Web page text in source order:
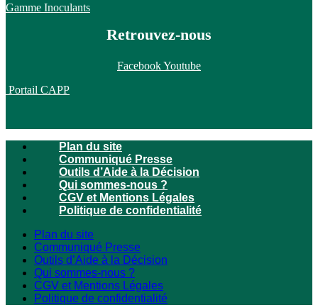
Gamme Inoculants
Retrouvez-nous
FacebookYoutube
Portail CAPP
Plan du site
Communiqué Presse
Outils d’Aide à la Décision
Qui sommes-nous ?
CGV et Mentions Légales
Politique de confidentialité
Plan du site
Communiqué Presse
Outils d’Aide à la Décision
Qui sommes-nous ?
CGV et Mentions Légales
Politique de confidentialité